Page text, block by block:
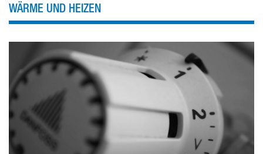
WÄRME UND HEIZEN